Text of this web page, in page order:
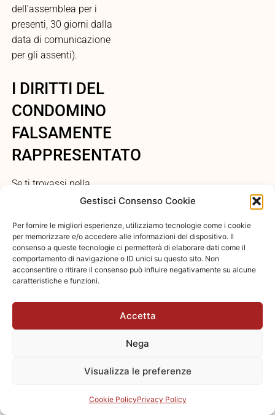
Gestisci Consenso Cookie
Per fornire le migliori esperienze, utilizziamo tecnologie come i cookie
per memorizzare e/o accedere alle informazioni del dispositivo. Il
consenso a queste tecnologie ci permetterà di elaborare dati come il
comportamento di navigazione o ID unici su questo sito. Non
acconsentire o ritirare il consenso può influire negativamente su alcune
caratteristiche e funzioni.
Accetta
Nega
Visualizza le preferenze
Cookie PolicyPrivacy Policy
dell’assemblea per i
presenti, 30 giorni dalla
data di comunicazione
per gli assenti).
I DIRITTI DEL
CONDOMINO
FALSAMENTE
RAPPRESENTATO
Se ti trovassi nella
sfortunata posizione di
rappresentato in
un’assemblea, quali
sarebbero le tue opzioni?
Essenzialmente, avresti
implicitamente o
decisioni prese a